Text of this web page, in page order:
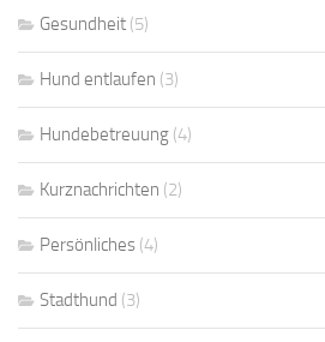
Gesundheit (5)
Hund entlaufen (3)
Hundebetreuung (4)
Kurznachrichten (2)
Persönliches (4)
Stadthund (3)